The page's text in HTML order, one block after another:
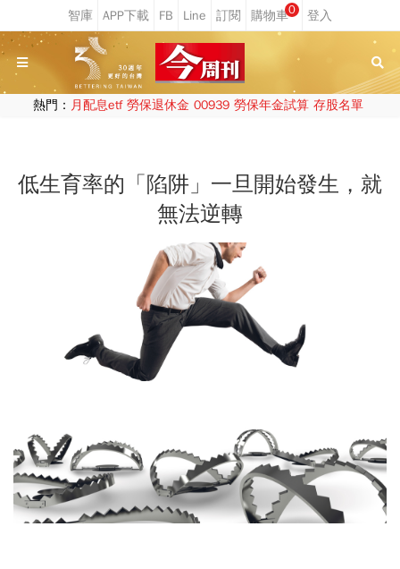
0
熱門： 月配息etf 勞保退休金 00939 勞保年金試算 存股名單
低生育率的「陷阱」一旦開始發生，就
無法逆轉